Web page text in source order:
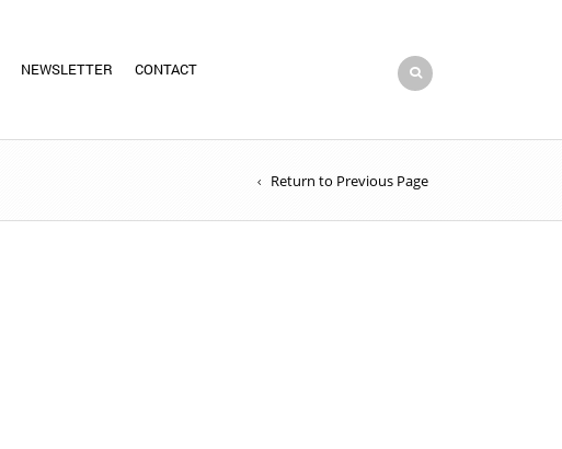
NEWSLETTER CONTACT
Return to Previous Page